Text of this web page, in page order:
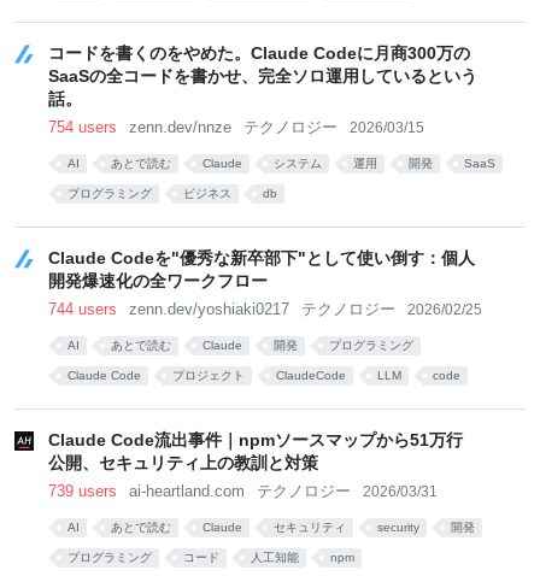
コードを書くのをやめた。Claude Codeに月商300万の
SaaSの全コードを書かせ、完全ソロ運用しているという
話。
754 users zenn.dev/nnze テクノロジー 2026/03/15
AI あとで読む Claude システム 運用 開発 SaaS
プログラミング ビジネス db
Claude Codeを"優秀な新卒部下"として使い倒す：個人
開発爆速化の全ワークフロー
744 users zenn.dev/yoshiaki0217 テクノロジー 2026/02/25
AI あとで読む Claude 開発 プログラミング
Claude Code プロジェクト ClaudeCode LLM code
Claude Code流出事件｜npmソースマップから51万行
公開、セキュリティ上の教訓と対策
739 users ai-heartland.com テクノロジー 2026/03/31
AI あとで読む Claude セキュリティ security 開発
プログラミング コード 人工知能 npm